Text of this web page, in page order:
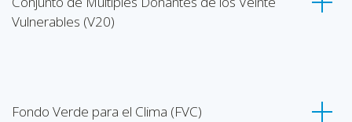
Vulnerables (V20)
Fondo Verde para el Clima (FVC)